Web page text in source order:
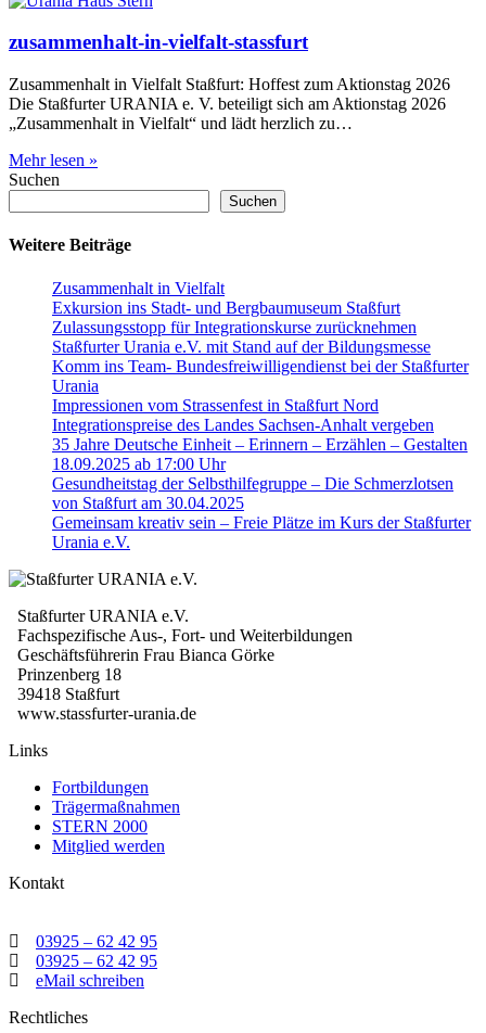
zusammenhalt-in-vielfalt-stassfurt
Zusammenhalt in Vielfalt Staßfurt: Hoffest zum Aktionstag 2026
Die Staßfurter URANIA e. V. beteiligt sich am Aktionstag 2026
„Zusammenhalt in Vielfalt“ und lädt herzlich zu…
Mehr lesen »
stassfurt
Suchen
Suchen
Weitere Beiträge
Zusammenhalt in Vielfalt
Exkursion ins Stadt- und Bergbaumuseum Staßfurt
Zulassungsstopp für Integrationskurse zurücknehmen
Staßfurter Urania e.V. mit Stand auf der Bildungsmesse
Komm ins Team- Bundesfreiwilligendienst bei der Staßfurter
Urania
Impressionen vom Strassenfest in Staßfurt Nord
Integrationspreise des Landes Sachsen-Anhalt vergeben
35 Jahre Deutsche Einheit – Erinnern – Erzählen – Gestalten
18.09.2025 ab 17:00 Uhr
Gesundheitstag der Selbsthilfegruppe – Die Schmerzlotsen
von Staßfurt am 30.04.2025
Gemeinsam kreativ sein – Freie Plätze im Kurs der Staßfurter
Urania e.V.
Staßfurter URANIA e.V.
Fachspezifische Aus-, Fort- und Weiterbildungen
Geschäftsführerin Frau Bianca Görke
Prinzenberg 18
39418 Staßfurt
www.stassfurter-urania.de
Links
Fortbildungen
Trägermaßnahmen
STERN 2000
Mitglied werden
Kontakt
03925 – 62 42 95
03925 – 62 42 95
eMail schreiben
Rechtliches